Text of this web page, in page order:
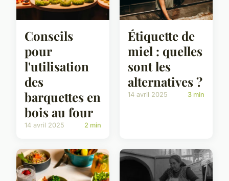
Conseils
pour
l'utilisation
des
barquettes en
bois au four
14 avril 2025 2 min
Étiquette de
miel : quelles
sont les
alternatives ?
14 avril 2025 3 min